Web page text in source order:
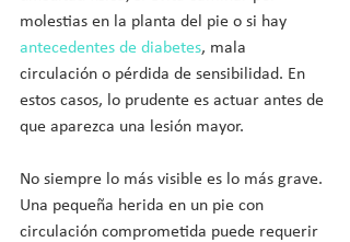
molestias en la planta del pie o si hay
antecedentes de diabetes, mala
circulación o pérdida de sensibilidad. En
estos casos, lo prudente es actuar antes de
que aparezca una lesión mayor.
No siempre lo más visible es lo más grave.
Una pequeña herida en un pie con
circulación comprometida puede requerir